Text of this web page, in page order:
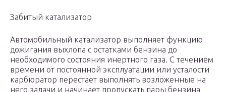
Забитый катализатор
Автомобильный катализатор выполняет функцию
дожигания выхлопа с остатками бензина до
необходимого состояния инертного газа. С течением
времени от постоянной эксплуатации или усталости
карбюратор перестает выполнять возложенные на
него задачи и начинает пропускать пары бензина